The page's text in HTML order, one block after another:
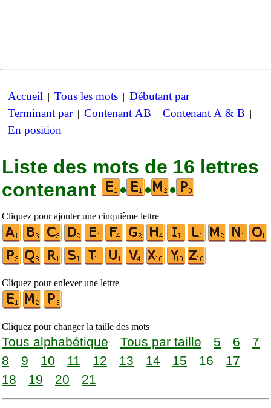
Accueil | Tous les mots | Débutant par|
Terminant par| Contenant AB | Contenant A & B |
En position
Liste des mots de 16 lettres
contenant
• • •
Cliquez pour ajouter une cinquième lettre
Cliquez pour enlever une lettre
Cliquez pour changer la taille des mots
Tous alphabétique Tous par taille 5 6
7
8
9 10 11 12 13 14 15 16
17
18
19 20 21